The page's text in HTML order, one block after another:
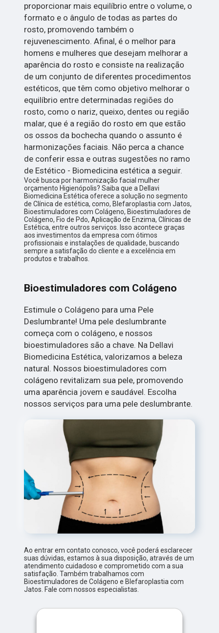
proporcionar mais equilíbrio entre o volume, o
formato e o ângulo de todas as partes do
rosto, promovendo também o
rejuvenescimento. Afinal, é o melhor para
homens e mulheres que desejam melhorar a
aparência do rosto e consiste na realização
de um conjunto de diferentes procedimentos
estéticos, que têm como objetivo melhorar o
equilíbrio entre determinadas regiões do
rosto, como o nariz, queixo, dentes ou região
malar, que é a região do rosto em que estão
os ossos da bochecha quando o assunto é
harmonizações faciais. Não perca a chance
de conferir essa e outras sugestões no ramo
de Estético - Biomedicina estética a seguir.
Você busca por harmonização facial mulher
orçamento Higienópolis? Saiba que a Dellavi
Biomedicina Estética oferece a solução no segmento
de Clínica de estética, como, Blefaroplastia com Jatos,
Bioestimuladores com Colágeno, Bioestimuladores de
Colágeno, Fio de Pdo, Aplicação de Enzima, Clínicas de
Estética, entre outros serviços. Isso acontece graças
aos investimentos da empresa com ótimos
profissionais e instalações de qualidade, buscando
sempre a satisfação do cliente e a excelência em
produtos e trabalhos.
Bioestimuladores com Colágeno
Estimule o Colágeno para uma Pele
Deslumbrante! Uma pele deslumbrante
começa com o colágeno, e nossos
bioestimuladores são a chave. Na Dellavi
Biomedicina Estética, valorizamos a beleza
natural. Nossos bioestimuladores com
colágeno revitalizam sua pele, promovendo
uma aparência jovem e saudável. Escolha
nossos serviços para uma pele deslumbrante.
Ao entrar em contato conosco, você poderá esclarecer
suas dúvidas, estamos à sua disposição, através de um
atendimento cuidadoso e comprometido com a sua
satisfação. Também trabalhamos com
Bioestimuladores de Colágeno e Blefaroplastia com
Jatos. Fale com nossos especialistas.